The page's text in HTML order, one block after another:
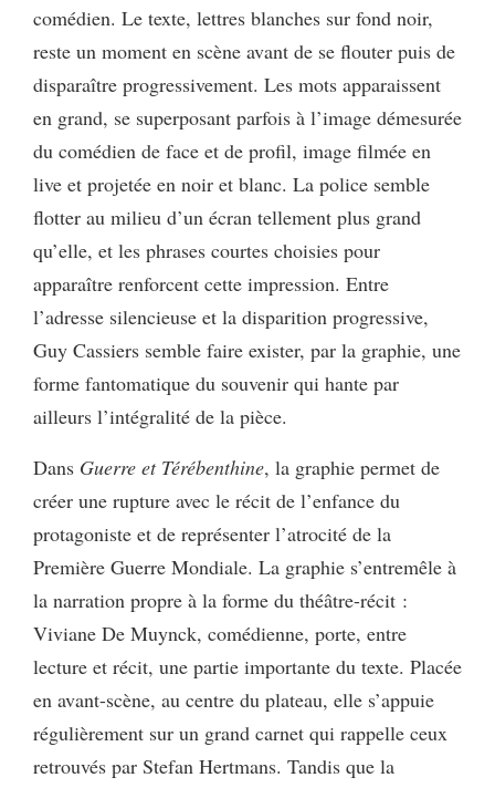
comédien. Le texte, lettres blanches sur fond noir,
reste un moment en scène avant de se flouter puis de
disparaître progressivement. Les mots apparaissent
en grand, se superposant parfois à l’image démesurée
du comédien de face et de profil, image filmée en
live et projetée en noir et blanc. La police semble
flotter au milieu d’un écran tellement plus grand
qu’elle, et les phrases courtes choisies pour
apparaître renforcent cette impression. Entre
l’adresse silencieuse et la disparition progressive,
Guy Cassiers semble faire exister, par la graphie, une
forme fantomatique du souvenir qui hante par
ailleurs l’intégralité de la pièce.
Dans Guerre et Térébenthine, la graphie permet de
créer une rupture avec le récit de l’enfance du
protagoniste et de représenter l’atrocité de la
Première Guerre Mondiale. La graphie s’entremêle à
la narration propre à la forme du théâtre-récit :
Viviane De Muynck, comédienne, porte, entre
lecture et récit, une partie importante du texte. Placée
en avant-scène, au centre du plateau, elle s’appuie
régulièrement sur un grand carnet qui rappelle ceux
retrouvés par Stefan Hertmans. Tandis que la